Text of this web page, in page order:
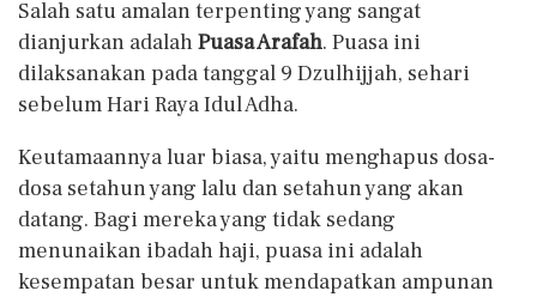
Salah satu amalan terpenting yang sangat
dianjurkan adalahPuasa Arafah. Puasa ini
dilaksanakan pada tanggal 9 Dzulhijjah, sehari
sebelum Hari Raya Idul Adha.
Keutamaannya luar biasa, yaitu menghapus dosa-
dosa setahun yang lalu dan setahun yang akan
datang. Bagi mereka yang tidak sedang
menunaikan ibadah haji, puasa ini adalah
kesempatan besar untuk mendapatkan ampunan